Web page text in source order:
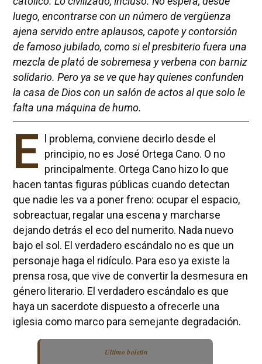
luego, encontrarse con un número de vergüenza
ajena servido entre aplausos, capote y contorsión
de famoso jubilado, como si el presbiterio fuera una
mezcla de plató de sobremesa y verbena con barniz
solidario. Pero ya se ve que hay quienes confunden
la casa de Dios con un salón de actos al que solo le
falta una máquina de humo.
E l problema, conviene decirlo desde el
principio, no es José Ortega Cano. O no
principalmente. Ortega Cano hizo lo que
hacen tantas figuras públicas cuando detectan
que nadie les va a poner freno: ocupar el espacio,
sobreactuar, regalar una escena y marcharse
dejando detrás el eco del numerito. Nada nuevo
bajo el sol. El verdadero escándalo no es que un
personaje haga el ridículo. Para eso ya existe la
prensa rosa, que vive de convertir la desmesura en
género literario. El verdadero escándalo es que
haya un sacerdote dispuesto a ofrecerle una
iglesia como marco para semejante degradación.
Último boletín